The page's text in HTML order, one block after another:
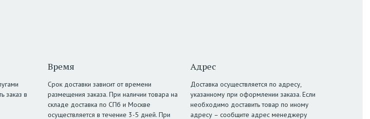
заказ в
Время
Срок доставки зависит от времени
размещения заказа. При наличии товара на
складе доставка по СПб и Москве
осуществляется в течение 3-5 дней. При
Адрес
Доставка осуществляется по адресу,
указанному при оформлении заказа. Если
необходимо доставить товар по иному
адресу – сообщите адрес менеджеру